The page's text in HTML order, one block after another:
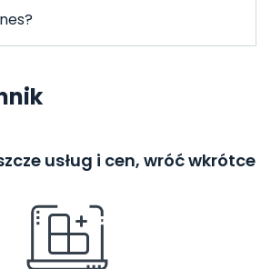
usług i cen, wróć wkrótce